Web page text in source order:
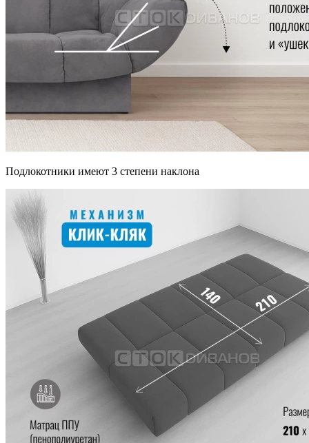
Подлокотники имеют 3 степени наклона